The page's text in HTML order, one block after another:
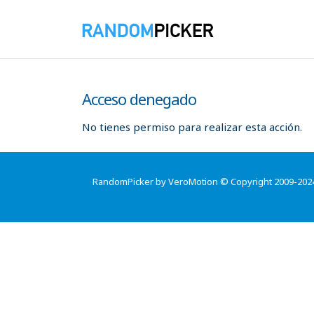
Acceso denegado
No tienes permiso para realizar esta acción.
RandomPicker by VeroMotion © Copyright 2009-